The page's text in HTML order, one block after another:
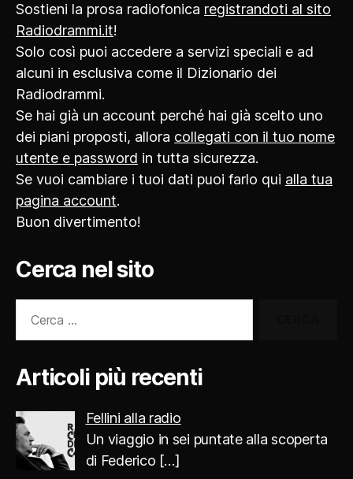
Sostieni la prosa radiofonica registrandoti al sito
Radiodrammi.it!
Solo così puoi accedere a servizi speciali e ad
alcuni in esclusiva come il Dizionario dei
Radiodrammi.
Se hai già un account perché hai già scelto uno
dei piani proposti, allora collegati con il tuo nome
utente e password in tutta sicurezza.
Se vuoi cambiare i tuoi dati puoi farlo qui alla tua
pagina account.
Buon divertimento!
Cerca nel sito
Articoli più recenti
Fellini alla radio
Un viaggio in sei puntate alla scoperta
di Federico […]